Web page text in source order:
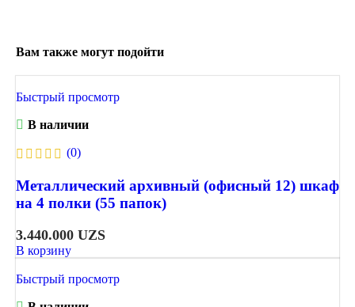
Вам также могут подойти
Быстрый просмотр
В наличии
(0)
Металлический архивный (офисный 12) шкаф
на 4 полки (55 папок)
3.440.000 UZS
В корзину
Быстрый просмотр